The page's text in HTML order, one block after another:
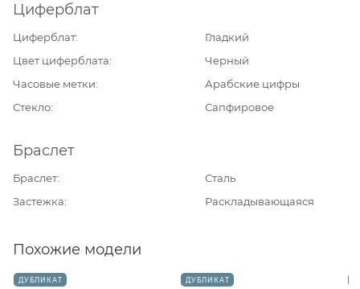
Циферблат
Циферблат
Гладкий
Цвет циферблата
Черный
Часовые метки
Арабские цифры
Стекло
Сапфировое
Браслет
Браслет
Сталь
Застежка
Раскладывающаяся
Похожие модели
ДУБЛИКАТ ДУБЛИКАТ